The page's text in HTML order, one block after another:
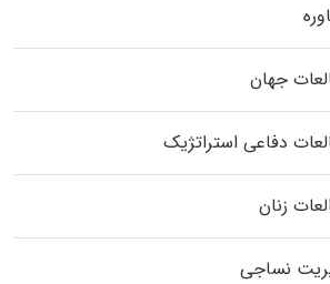
جهان
دفاعی استراتژیک
زنان
نساجی